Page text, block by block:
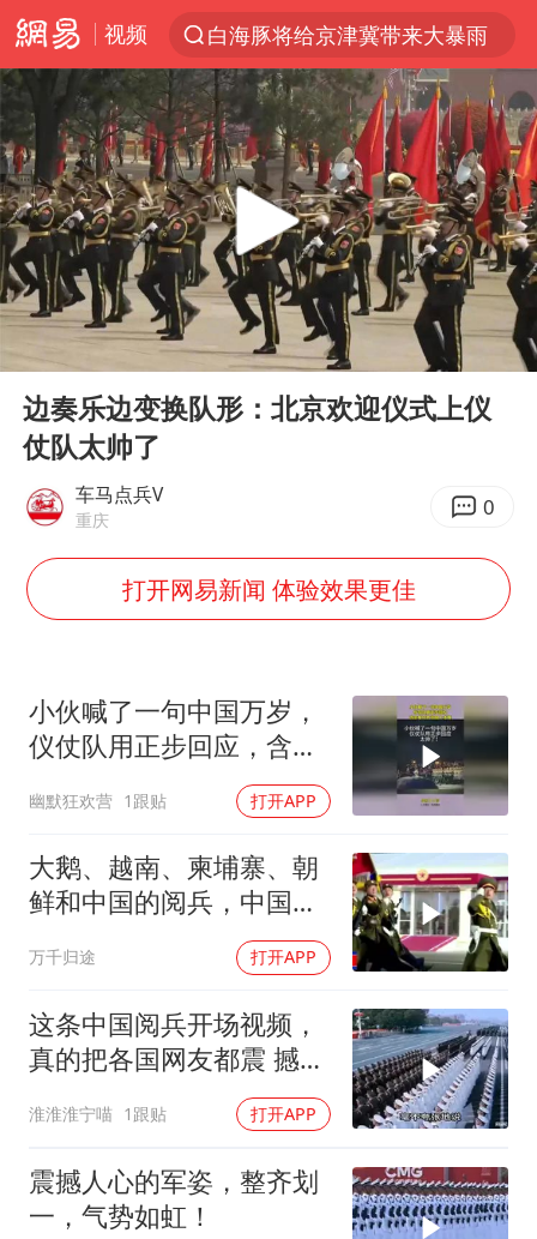
视频
白海豚将给京津冀带来大暴雨
上半年我国经营主体结构持续优化
杭州机场已取消航班388架次
中国籍豪华游艇富商之子在泰国被杀
《披荆斩棘2026》阵容官宣
中国第1高楼阻尼器摆动明显
上海有出现龙卷潜势
《龙餐馆》 冲奖
2025年小学教师减少13.19万
以军士兵把枪口对准中国记者
男子被沙蜇蜇伤5小时后呼吸困难
挡“张雪机车”民进党当局怕什么
灌溉水坝被隔成鱼塘 村民投诉20余年
奋力开创中国式现代化建设新局面
Play
00:00 00:23
边奏乐边变换队形：北京欢迎仪式上仪
仗队太帅了
车马点兵V
重庆 0
打开网易新闻 体验效果更佳
小伙喊了一句中国万岁，
仪仗队用正步回应，含金
幽默狂欢营 1跟贴 打开APP
大鹅、越南、柬埔寨、朝
鲜和中国的阅兵，中国军
万千归途 打开APP
这条中国阅兵开场视频，
真的把各国网友都震 撼
淮淮淮宁喵 1跟贴 打开APP
震撼人心的军姿，整齐划
一，气势如虹！